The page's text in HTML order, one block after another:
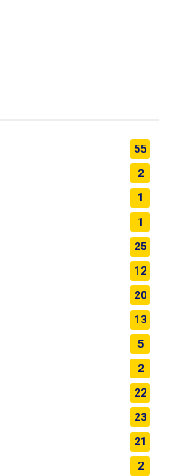
55
2
1
1
25
12
20
13
5
2
22
23
21
2